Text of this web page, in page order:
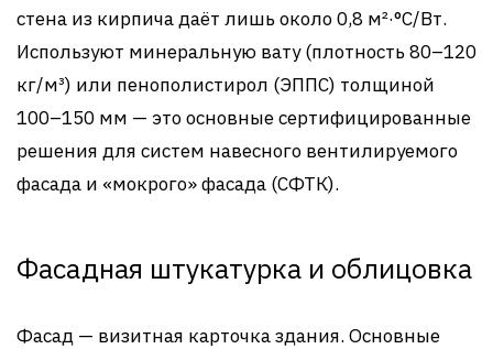
стена из кирпича даёт лишь около 0,8 м²·°C/Вт.
Используют минеральную вату (плотность 80–120
кг/м³) или пенополистирол (ЭППС) толщиной
100–150 мм — это основные сертифицированные
решения для систем навесного вентилируемого
фасада и «мокрого» фасада (СФТК).
Фасадная штукатурка и облицовка
Фасад — визитная карточка здания. Основные